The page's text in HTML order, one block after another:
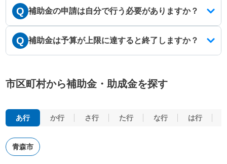
Q 補助金の申請は自分で行う必要がありますか？
Q 補助金は予算が上限に達すると終了しますか？
市区町村から補助金・助成金を探す
あ行 か行 さ行 た行 な行 は行
青森市